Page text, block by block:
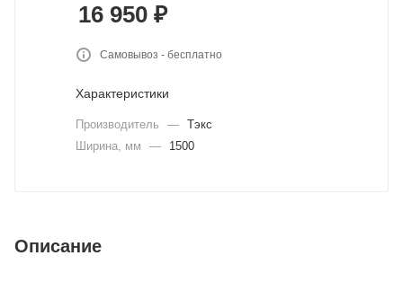
16 950 ₽
Самовывоз - бесплатно
Характеристики
Производитель — Тэкс
Ширина, мм
— 1500
Описание